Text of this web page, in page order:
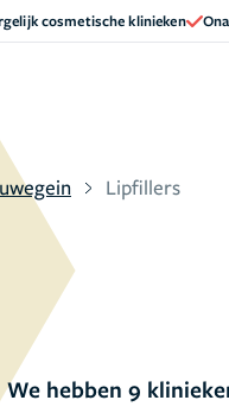
cosmetische klinieken
Lipfillers
We hebben 9